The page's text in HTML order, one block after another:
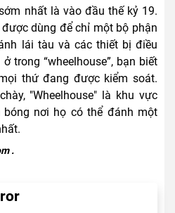
nhất là vào đầu thế kỷ 19.
được dùng để chỉ một bộ phận
lái tàu và các thiết bị điều
trong “wheelhouse”, bạn biết
thứ đang được kiểm soát.
"Wheelhouse" là khu vực
nơi họ có thể đánh một
.